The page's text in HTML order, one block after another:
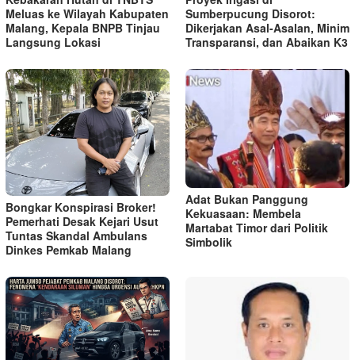
Meluas ke Wilayah Kabupaten
Malang, Kepala BNPB Tinjau
Langsung Lokasi
Sumberpucung Disorot:
Dikerjakan Asal-Asalan, Minim
Transparansi, dan Abaikan K3
Bongkar Konspirasi Broker!
Pemerhati Desak Kejari Usut
Tuntas Skandal Ambulans
Dinkes Pemkab Malang
Adat Bukan Panggung
Kekuasaan: Membela
Martabat Timor dari Politik
Simbolik